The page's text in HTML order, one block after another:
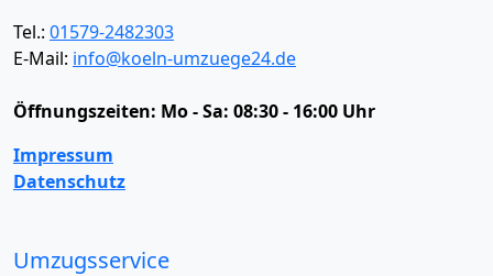
Tel.: 01579-2482303
E-Mail: info@koeln-umzuege24.de
Öffnungszeiten: Mo - Sa: 08:30 - 16:00 Uhr
Impressum
Datenschutz
Umzugsservice